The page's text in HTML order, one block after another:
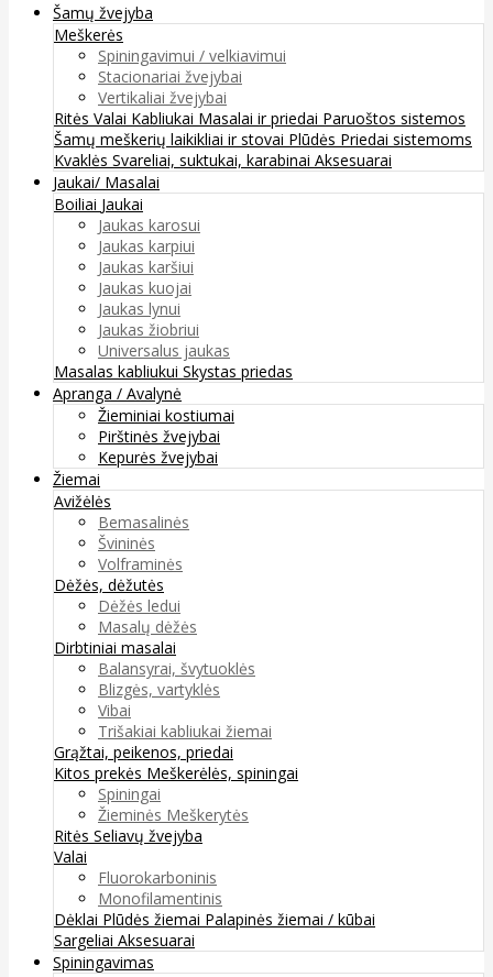
Šamų žvejyba
Meškerės
Spiningavimui / velkiavimui
Stacionariai žvejybai
Vertikaliai žvejybai
Ritės Valai Kabliukai Masalai ir priedai Paruoštos sistemos
Šamų meškerių laikikliai ir stovai Plūdės Priedai sistemoms
Kvaklės Svareliai, suktukai, karabinai Aksesuarai
Jaukai/ Masalai
Boiliai Jaukai
Jaukas karosui
Jaukas karpiui
Jaukas karšiui
Jaukas kuojai
Jaukas lynui
Jaukas žiobriui
Universalus jaukas
Masalas kabliukui Skystas priedas
Apranga / Avalynė
Žieminiai kostiumai
Pirštinės žvejybai
Kepurės žvejybai
Žiemai
Avižėlės
Bemasalinės
Švininės
Volframinės
Dėžės, dėžutės
Dėžės ledui
Masalų dėžės
Dirbtiniai masalai
Balansyrai, švytuoklės
Blizgės, vartyklės
Vibai
Trišakiai kabliukai žiemai
Grąžtai, peikenos, priedai
Kitos prekės Meškerėlės, spiningai
Spiningai
Žieminės Meškerytės
Ritės Seliavų žvejyba
Valai
Fluorokarboninis
Monofilamentinis
Dėklai Plūdės žiemai Palapinės žiemai / kūbai
Sargeliai Aksesuarai
Spiningavimas